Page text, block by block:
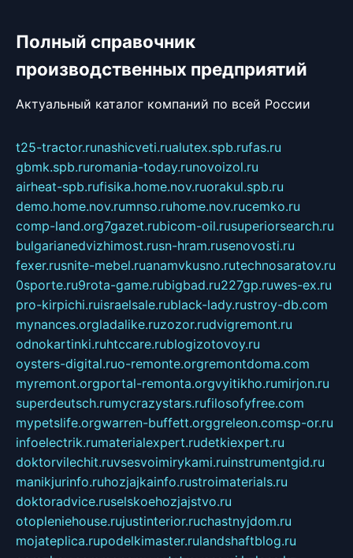
Полный справочник
производственных предприятий
Актуальный каталог компаний по всей России
t25-tractor.runashicveti.rualutex.spb.rufas.ru
gbmk.spb.ruromania-today.runovoizol.ru
airheat-spb.rufisika.home.nov.ruorakul.spb.ru
demo.home.nov.rumnso.ruhome.nov.rucemko.ru
comp-land.org7gazet.rubicom-oil.rusuperiorsearch.ru
bulgarianedvizhimost.rusn-hram.rusenovosti.ru
fexer.rusnite-mebel.ruanamvkusno.rutechnosaratov.ru
0sporte.ru9rota-game.rubigbad.ru227gp.ruwes-ex.ru
pro-kirpichi.ruisraelsale.rublack-lady.rustroy-db.com
mynances.orgladalike.ruzozor.rudvigremont.ru
odnokartinki.ruhtccare.rublogizotovoy.ru
oysters-digital.ruo-remonte.orgremontdoma.com
myremont.orgportal-remonta.orgvyitikho.rumirjon.ru
superdeutsch.rumycrazystars.rufilosofyfree.com
mypetslife.orgwarren-buffett.orggreleon.comsp-or.ru
infoelectrik.rumaterialexpert.rudetkiexpert.ru
doktorvilechit.ruvsesvoimirykami.ruinstrumentgid.ru
manikjurinfo.ruhozjajkainfo.rustroimaterials.ru
doktoradvice.ruselskoehozjajstvo.ru
otopleniehouse.rujustinterior.ruchastnyjdom.ru
mojateplica.rupodelkimaster.rulandshaftblog.ru